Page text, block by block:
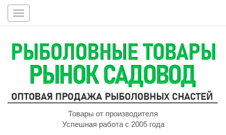
Toggle
navigation
Товары от производителя
Успешная работа с 2005 года